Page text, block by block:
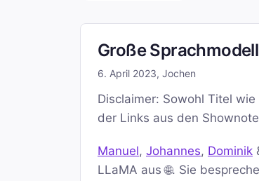
Große
6. April 2023, Jochen
Disclaimer: Sowohl Titel
der Links aus den
Manuel, Johannes, Dominik
LLaMA aus 🌐. Sie